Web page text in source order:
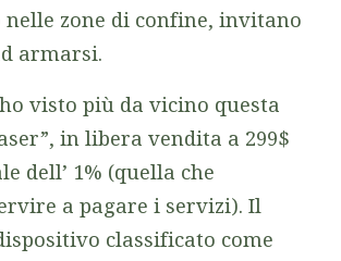
zone di confine, invitano
armarsi.
visto più da vicino questa
in libera vendita a 299$
dell’ 1% (quella che
a pagare i servizi). Il
classificato come